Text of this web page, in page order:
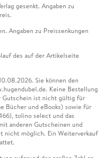
gesenkt. Angaben zu
Angaben zu Preissenkungen
des auf der Artikelseite
Sie können den
Keine Bestellung
Gutschein ist nicht gültig für
Bücher und eBooks) sowie für
tolino select und das
anderen Gutscheinen und
nicht möglich. Ein Weiterverkauf